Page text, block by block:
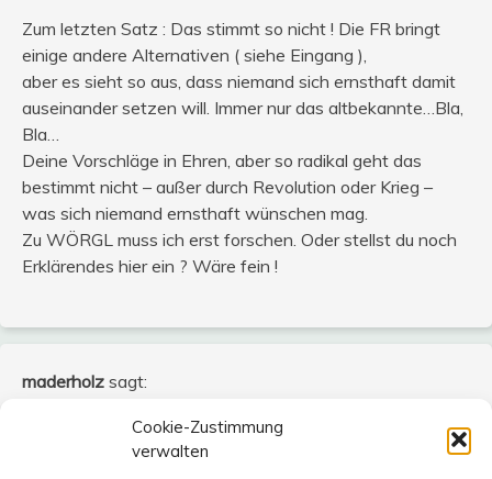
Cookie-Zustimmung
verwalten
Zum letzten Satz : Das stimmt so nicht ! Die FR bringt
einige andere Alternativen ( siehe Eingang ),
aber es sieht so aus, dass niemand sich ernsthaft damit
auseinander setzen will. Immer nur das altbekannte…Bla,
Bla…
Deine Vorschläge in Ehren, aber so radikal geht das
bestimmt nicht – außer durch Revolution oder Krieg –
was sich niemand ernsthaft wünschen mag.
Zu WÖRGL muss ich erst forschen. Oder stellst du noch
Erklärendes hier ein ? Wäre fein !
maderholz sagt:
@ 6, Max Wedell,